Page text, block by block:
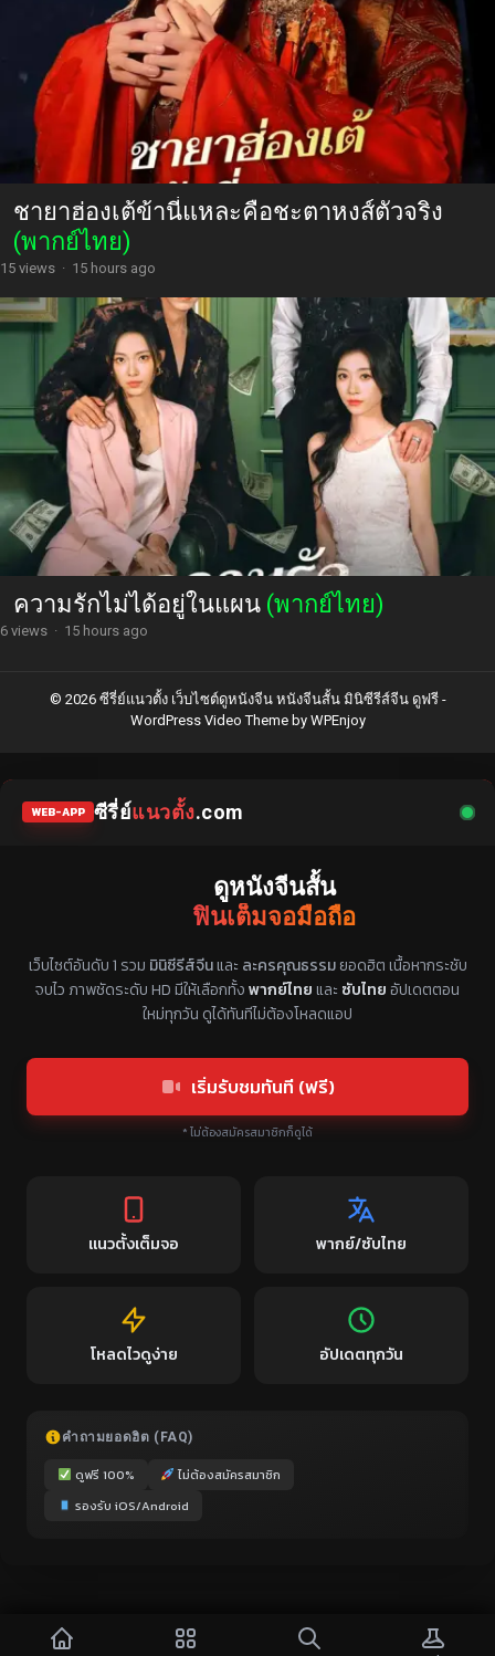
ชายาฮ่องเต้ข้านี่แหละคือชะตาหงส์ตัวจริง
(พากย์ไทย)
15 views · 15 hours ago
ความรักไม่ได้อยู่ในแผน (พากย์ไทย)
6 views · 15 hours ago
© 2026 ซีรี่ย์แนวตั้ง เว็บไซต์ดูหนังจีน หนังจีนสั้น มินิซีรีส์จีน ดูฟรี -
WordPress Video Themeby WPEnjoy
WEB-APP ซีรี่ย์แนวตั้ง.com
ดูหนังจีนสั้น
ฟินเต็มจอมือถือ
แหล่งรวมซีรี่ย์จีนแนวตั้ง พากย์ไทย ซับไทย
เว็บไซต์อันดับ 1 รวม มินิซีรีส์จีนและ ละครคุณธรรมยอดฮิต เนื้อหากระชับ
จบไว ภาพชัดระดับ HD มีให้เลือกทั้งพากย์ไทยและ ซับไทยอัปเดตตอน
ใหม่ทุกวัน ดูได้ทันทีไม่ต้องโหลดแอป
เริ่มรับชมทันที (ฟรี)
* ไม่ต้องสมัครสมาชิกก็ดูได้
แนวตั้งเต็มจอ พากย์/ซับไทย
โหลดไวดูง่าย อัปเดตทุกวัน
คำถามยอดฮิต (FAQ)
ดูฟรี 100%
ไม่ต้องสมัครสมาชิก
รองรับ iOS/Android